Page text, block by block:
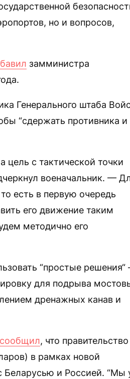
но и вопросов,
замминистра
Генерального штаба
“сдержать противника и
цель с тактической точки
военачальник. —
есть в первую очередь
его движение таким
методично его
“простые
для подрыва
дренажных канав и
сообщил, что правительство
в рамках новой
Беларусью и Россией. “Мы